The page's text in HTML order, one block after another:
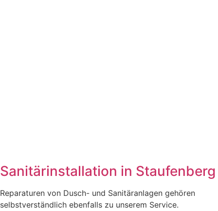
Sanitärinstallation in Staufenberg
Reparaturen von Dusch- und Sanitäranlagen gehören
selbstverständlich ebenfalls zu unserem Service.